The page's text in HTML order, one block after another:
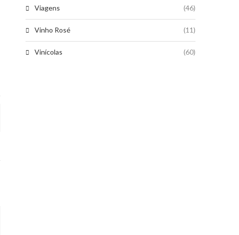
Viagens (46)
Vinho Rosé (11)
Vinícolas (60)